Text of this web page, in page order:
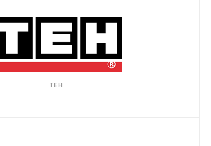
TEH